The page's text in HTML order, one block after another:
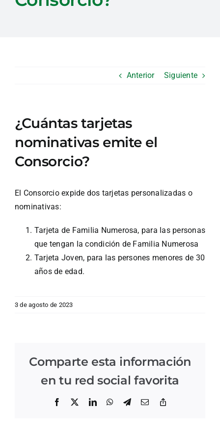
Anterior Siguiente
¿Cuántas tarjetas
nominativas emite el
Consorcio?
El Consorcio expide dos tarjetas personalizadas o
nominativas:
Tarjeta de Familia Numerosa, para las personas
que tengan la condición de Familia Numerosa
Tarjeta Joven, para las persones menores de 30
años de edad.
3 de agosto de 2023
Comparte esta información
en tu red social favorita
Facebook LinkedInWhatsApp
Telegram
Correo